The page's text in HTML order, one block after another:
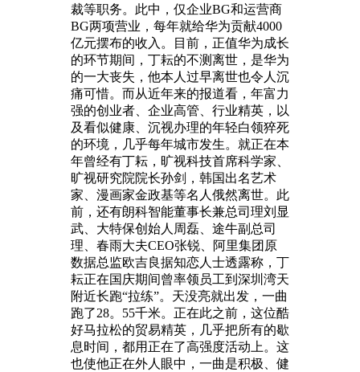
裁等职务。此中，仅企业BG和运营商
BG两项营业，每年就给华为贡献4000
亿元摆布的收入。目前，正值华为成长
的环节期间，丁耘的不测离世，是华为
的一大丧失，他本人过早离世也令人沉
痛可惜。而从近年来的报道看，年富力
强的创业者、企业高管、行业精英，以
及看似健康、沉视办理的年轻白领猝死
的环境，几乎每年城市发生。就正在本
年曾经有丁耘，旷视科技首席科学家、
旷视研究院院长孙剑，韩国出名艺术
家、漫画家金政基等名人俄然离世。此
前，还有朗科智能董事长兼总司理刘显
武、大特保创始人周磊、途牛副总司
理、春雨大夫CEO张锐、阿里集团原
数据总监欧吉良据知恋人士透露称，丁
耘正在国庆期间曾率领员工到深圳湾天
附近长跑“拉练”。天没亮就出发，一曲
跑了28。55千米。正在此之前，这位酷
好马拉松的贸易精英，几乎把所有的歇
息时间，都用正在了高强度活动上。这
也使他正在外人眼中，一曲是积极、健